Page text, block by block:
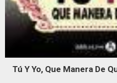
Tú Y Yo, Que Manera De